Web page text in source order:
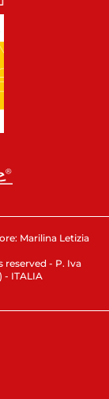
Marilina Letizia
reserved - P. Iva
- ITALIA